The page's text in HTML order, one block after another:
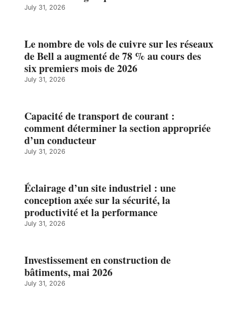
July 31, 2026
Le nombre de vols de cuivre sur les réseaux
de Bell a augmenté de 78 % au cours des
six premiers mois de 2026
July 31, 2026
Capacité de transport de courant :
comment déterminer la section appropriée
d’un conducteur
July 31, 2026
Éclairage d’un site industriel : une
conception axée sur la sécurité, la
productivité et la performance
July 31, 2026
Investissement en construction de
bâtiments, mai 2026
July 31, 2026